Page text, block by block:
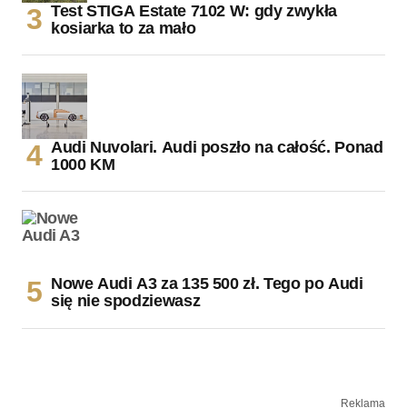
Test STIGA Estate 7102 W: gdy zwykła
kosiarka to za mało
Audi Nuvolari. Audi poszło na całość. Ponad
1000 KM
Nowe Audi A3 za 135 500 zł. Tego po Audi
się nie spodziewasz
Reklama